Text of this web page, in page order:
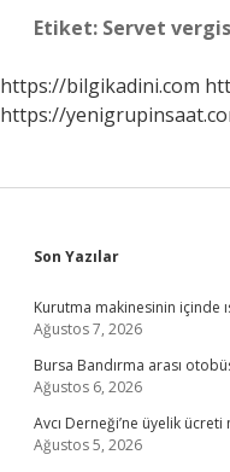
Etiket: Servet
https://bilgikadini.com
https://
Sidebar
Son Yazılar
Kurutma makinesinin içinde
Ağustos 7, 2026
Bursa Bandırma arası
Ağustos 6, 2026
Avcı Derneği’ne üyelik ücreti
Ağustos 5, 2026